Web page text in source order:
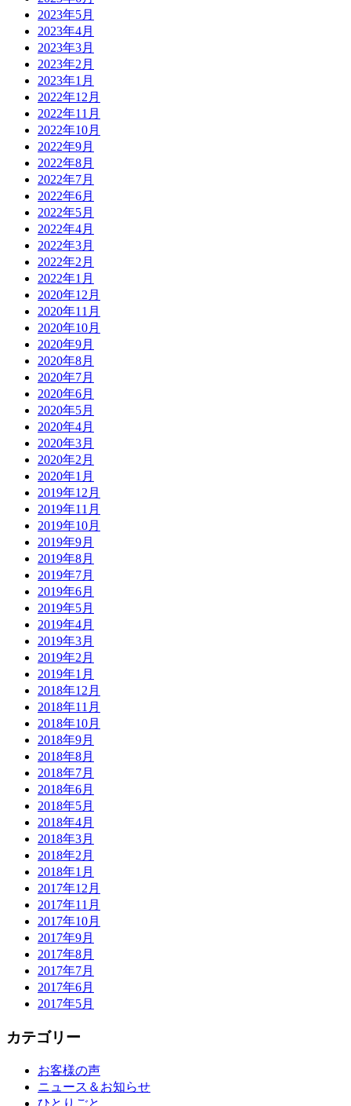
2023年5月
2023年4月
2023年3月
2023年2月
2023年1月
2022年12月
2022年11月
2022年10月
2022年9月
2022年8月
2022年7月
2022年6月
2022年5月
2022年4月
2022年3月
2022年2月
2022年1月
2020年12月
2020年11月
2020年10月
2020年9月
2020年8月
2020年7月
2020年6月
2020年5月
2020年4月
2020年3月
2020年2月
2020年1月
2019年12月
2019年11月
2019年10月
2019年9月
2019年8月
2019年7月
2019年6月
2019年5月
2019年4月
2019年3月
2019年2月
2019年1月
2018年12月
2018年11月
2018年10月
2018年9月
2018年8月
2018年7月
2018年6月
2018年5月
2018年4月
2018年3月
2018年2月
2018年1月
2017年12月
2017年11月
2017年10月
2017年9月
2017年8月
2017年7月
2017年6月
2017年5月
カテゴリー
お客様の声
ニュース＆お知らせ
ひとりごと